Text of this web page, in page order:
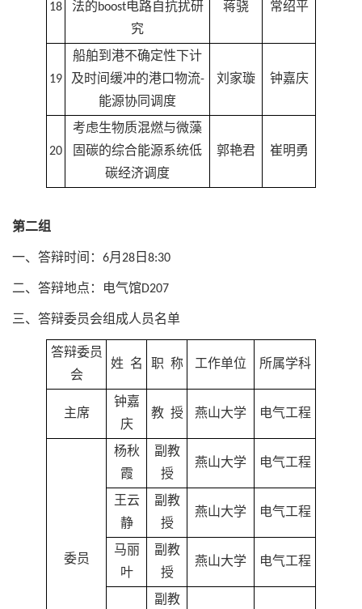
18
法的boost电路自抗扰研
究
蒋骁 常绍平
19
船舶到港不确定性下计
及时间缓冲的港口物流-
能源协同调度
刘家璇 钟嘉庆
20
考虑生物质混燃与微藻
固碳的综合能源系统低
碳经济调度
郭艳君 崔明勇
第二组
一、答辩时间：6月28日8:30
二、答辩地点：电气馆D207
三、答辩委员会组成人员名单
答辩委员
会
姓 名 职 称 工作单位 所属学科
主席
钟嘉
庆
教 授 燕山大学 电气工程
委员
杨秋
霞
副教
授
燕山大学 电气工程
王云
静
副教
授
燕山大学 电气工程
马丽
叶
副教
授
燕山大学 电气工程
副教